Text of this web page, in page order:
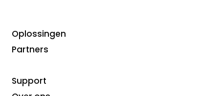
Oplossingen
Partners
Support
Ondersteuning voor